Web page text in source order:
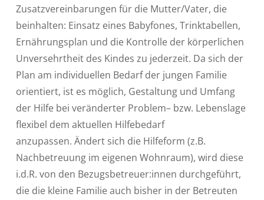
Zusatzvereinbarungen für die Mutter/Vater, die
beinhalten: Einsatz eines Babyfones, Trinktabellen,
Ernährungsplan und die Kontrolle der körperlichen
Unversehrtheit des Kindes zu jederzeit. Da sich der
Plan am individuellen Bedarf der jungen Familie
orientiert, ist es möglich, Gestaltung und Umfang
der Hilfe bei veränderter Problem– bzw. Lebenslage
flexibel dem aktuellen Hilfebedarf
anzupassen. Ändert sich die Hilfeform (z.B.
Nachbetreuung im eigenen Wohnraum), wird diese
i.d.R. von den Bezugsbetreuer:innen durchgeführt,
die die kleine Familie auch bisher in der Betreuten